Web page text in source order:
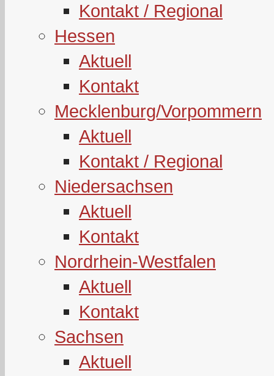
Kontakt / Regional
Hessen
Aktuell
Kontakt
Mecklenburg/Vorpommern
Aktuell
Kontakt / Regional
Niedersachsen
Aktuell
Kontakt
Nordrhein-Westfalen
Aktuell
Kontakt
Sachsen
Aktuell